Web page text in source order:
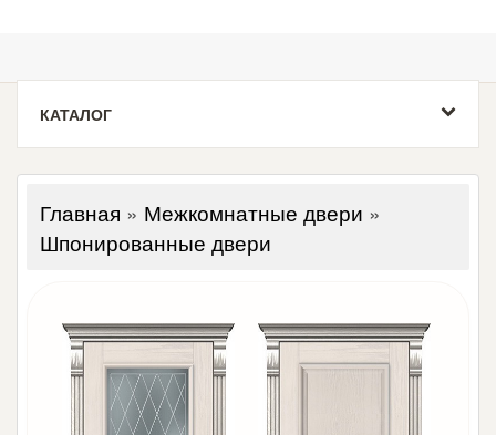
КАТАЛОГ
Главная » Межкомнатные двери »
Шпонированные двери